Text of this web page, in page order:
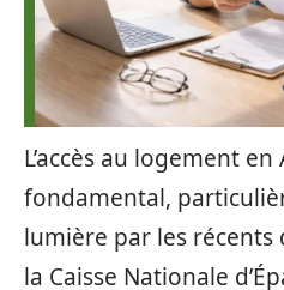
L’accès au logement
fondamental,
lumière par les
la Caisse Nationale